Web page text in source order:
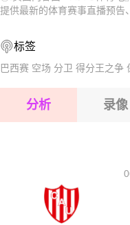
2026-08-15 【球
提供最新的体育赛事直播预告
标签
巴西赛 空场 分卫 得分王之争
分析 录像